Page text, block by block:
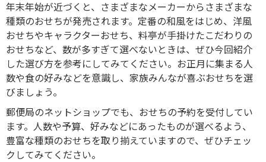
年末年始が近づくと、さまざまなメーカーからさまざまな
種類のおせちが発売されます。定番の和風をはじめ、洋風
おせちやキャラクターおせち、料亭が手掛けたこだわりの
おせちなど、数が多すぎて選べないときは、ぜひ今回紹介
した選び方を参考にしてみてください。お正月に集まる人
数や食の好みなどを意識し、家族みんなが喜ぶおせちを選
びましょう。
郵便局のネットショップでも、おせちの予約を受付してい
ます。人数や予算、好みなどにあったものが選べるよう、
豊富な種類のおせちを取り揃えていますので、ぜひチェッ
クしてみてください。